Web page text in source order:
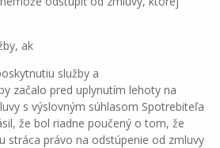
ak
služby a
začalo pred uplynutím lehoty na
s výslovným súhlasom Spotrebiteľa
že bol riadne poučený o tom, že
stráca právo na odstúpenie od zmluvy